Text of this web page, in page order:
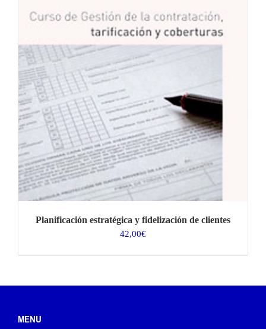
Planificación estratégica y fidelización de clientes
42,00€
MENU